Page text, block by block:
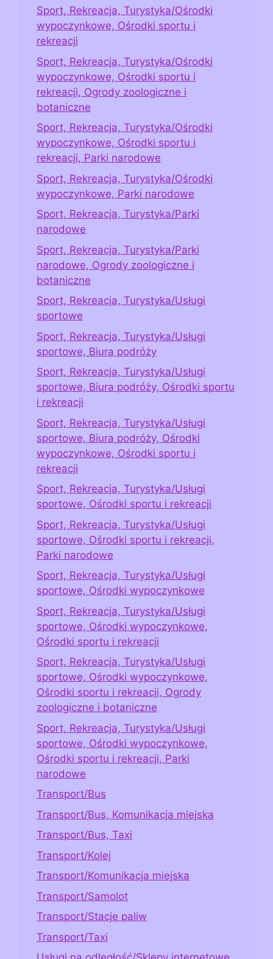
Sport, Rekreacja, Turystyka/Ośrodki
wypoczynkowe, Ośrodki sportu i
rekreacji
Sport, Rekreacja, Turystyka/Ośrodki
wypoczynkowe, Ośrodki sportu i
rekreacji, Ogrody zoologiczne i
botaniczne
Sport, Rekreacja, Turystyka/Ośrodki
wypoczynkowe, Ośrodki sportu i
rekreacji, Parki narodowe
Sport, Rekreacja, Turystyka/Ośrodki
wypoczynkowe, Parki narodowe
Sport, Rekreacja, Turystyka/Parki
narodowe
Sport, Rekreacja, Turystyka/Parki
narodowe, Ogrody zoologiczne i
botaniczne
Sport, Rekreacja, Turystyka/Usługi
sportowe
Sport, Rekreacja, Turystyka/Usługi
sportowe, Biura podróży
Sport, Rekreacja, Turystyka/Usługi
sportowe, Biura podróży, Ośrodki sportu
i rekreacji
Sport, Rekreacja, Turystyka/Usługi
sportowe, Biura podróży, Ośrodki
wypoczynkowe, Ośrodki sportu i
rekreacji
Sport, Rekreacja, Turystyka/Usługi
sportowe, Ośrodki sportu i rekreacji
Sport, Rekreacja, Turystyka/Usługi
sportowe, Ośrodki sportu i rekreacji,
Parki narodowe
Sport, Rekreacja, Turystyka/Usługi
sportowe, Ośrodki wypoczynkowe
Sport, Rekreacja, Turystyka/Usługi
sportowe, Ośrodki wypoczynkowe,
Ośrodki sportu i rekreacji
Sport, Rekreacja, Turystyka/Usługi
sportowe, Ośrodki wypoczynkowe,
Ośrodki sportu i rekreacji, Ogrody
zoologiczne i botaniczne
Sport, Rekreacja, Turystyka/Usługi
sportowe, Ośrodki wypoczynkowe,
Ośrodki sportu i rekreacji, Parki
narodowe
Transport/Bus
Transport/Bus, Komunikacja miejska
Transport/Bus, Taxi
Transport/Kolej
Transport/Komunikacja miejska
Transport/Samolot
Transport/Stacje paliw
Transport/Taxi